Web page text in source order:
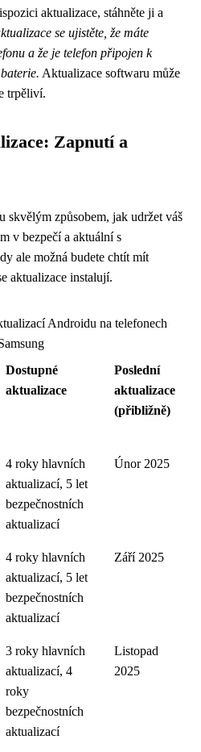
aktualizace, stáhněte ji a
se ujistěte, že máte
a že je telefon připojen k
Aktualizace softwaru může
trpěliví.
Zapnutí a
skvělým způsobem, jak udržet váš
v bezpečí a aktuální s
ale možná budete chtít mít
aktualizace instalují.
Androidu na telefonech
Dostupné
aktualizace
Poslední
aktualizace
(přibližně)
4 roky hlavních
aktualizací, 5 let
bezpečnostních
aktualizací
Únor 2025
4 roky hlavních
aktualizací, 5 let
bezpečnostních
aktualizací
Září 2025
3 roky hlavních
aktualizací, 4
roky
bezpečnostních
aktualizací
Listopad
2025